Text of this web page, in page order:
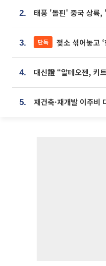
2.
3. 단독 젖소 섞어놓고 ‘한우
4.
5.